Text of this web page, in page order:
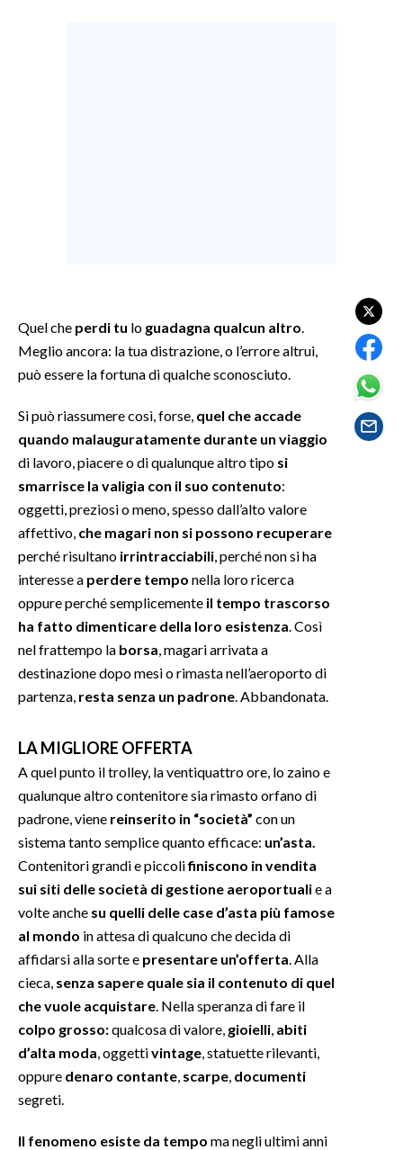
SPETTACOLI
SARDEGNA TURISMO
SARDI NEL MONDO
EVENTI
3 MINUTI CON
INSULARITÀ
ABBONATI
ANNUNCI
NECROLOGI
SPIAGGE
STORE
Quel che perdi tu lo guadagna qualcun altro
Meglio ancora: la tua distrazione, o l’errore altrui,
può essere la fortuna di qualche sconosciuto.
Si può riassumere così, forse, quel che accade
quando malauguratamente durante un viaggio
di lavoro, piacere o di qualunque altro tipo si
smarrisce la valigia con il suo contenuto:
oggetti, preziosi o meno, spesso dall’alto valore
affettivo, che magari non si possono recuperare
perché risultano irrintracciabili , perché non si ha
interesse a perdere tempo nella loro ricerca
oppure perché semplicemente il tempo trascorso
ha fatto dimenticare della loro esistenza . Così
nel frattempo la borsa , magari arrivata a
destinazione dopo mesi o rimasta nell’aeroporto di
partenza, resta senza un padrone . Abbandonata.
LA MIGLIORE OFFERTA
A quel punto il trolley, la ventiquattro ore, lo zaino e
qualunque altro contenitore sia rimasto orfano di
padrone, viene reinserito in “società” con un
sistema tanto semplice quanto efficace: un’asta.
Contenitori grandi e piccolifiniscono in vendita
sui siti delle società di gestione aeroportualie a
volte anche su quelli delle case d’asta più famose
al mondo in attesa di qualcuno che decida di
affidarsi alla sorte e presentare un’offerta . Alla
cieca, senza sapere quale sia il contenuto di quel
che vuole acquistare . Nella speranza di fare il
colpo grosso:qualcosa di valore, gioielli abiti
d’alta moda , oggettivintage , statuette rilevanti,
oppure denaro contante scarpe documenti
segreti.
Il fenomeno esiste da tempo ma negli ultimi anni